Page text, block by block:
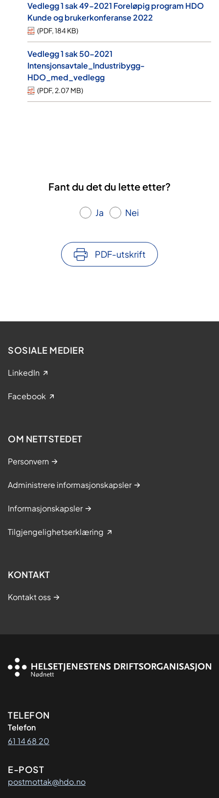
Vedlegg 1 sak 49-2021 Foreløpig program HDO
Kunde og brukerkonferanse 2022
(PDF,184 KB)
Vedlegg 1 sak 50-2021
Intensjonsavtale_Industribygg-
HDO_med_vedlegg
(PDF, 2.07 MB)
Fant du det du lette etter?
Ja Nei
PDF-utskrift
SOSIALE MEDIER
LinkedIn
Facebook
OM NETTSTEDET
Personvern
Administrere informasjonskapsler
Informasjonskapsler
Tilgjengelighetserklæring
KONTAKT
Kontakt oss
Kontaktinformasjon
TELEFON
Telefon
61 14 68 20
E-POST
postmottak@hdo.no